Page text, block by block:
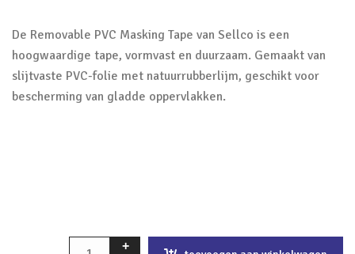
De Removable PVC Masking Tape van Sellco is een
hoogwaardige tape, vormvast en duurzaam. Gemaakt van
slijtvaste PVC-folie met natuurrubberlijm, geschikt voor
bescherming van gladde oppervlakken.